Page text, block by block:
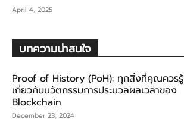
April 4, 2025
บทความน่าสนใจ
Proof of History (PoH): ทุกสิ่งที่คุณควรรู้
เกี่ยวกับนวัตกรรมการประมวลผลเวลาของ
Blockchain
December 23, 2024